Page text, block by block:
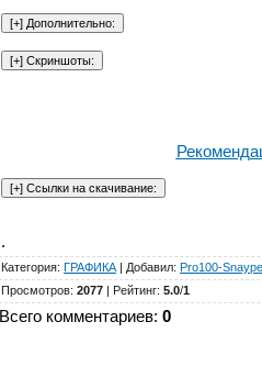
.
Категория: ГРАФИКА | Добавил: Pro100-
Просмотров: 2077 | Рейтинг: 5.0/1
Всего комментариев: 0